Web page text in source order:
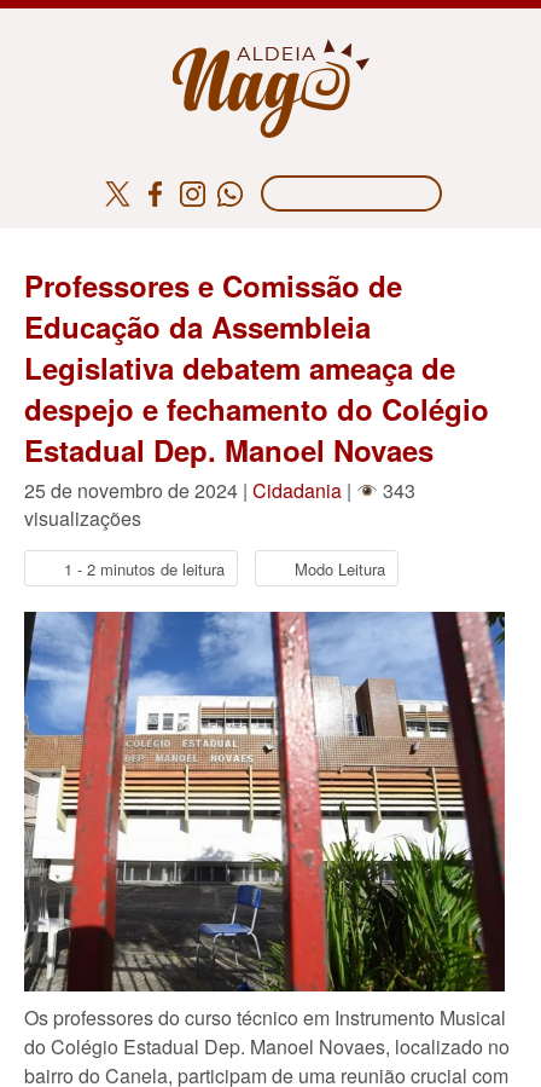
Professores e Comissão de
Educação da Assembleia
Legislativa debatem ameaça de
despejo e fechamento do Colégio
Estadual Dep. Manoel Novaes
25 de novembro de 2024 | Cidadania |
343
visualizações
1 - 2 minutos de leitura Modo Leitura
Os professores do curso técnico em Instrumento Musical
do Colégio Estadual Dep. Manoel Novaes, localizado no
bairro do Canela, participam de uma reunião crucial com